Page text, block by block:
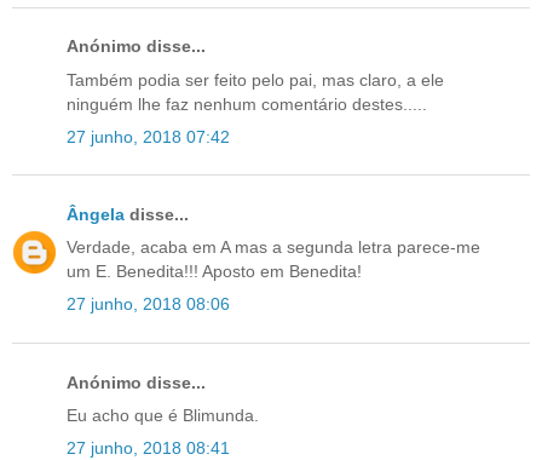
Anónimo disse...
Também podia ser feito pelo pai, mas claro, a ele
ninguém lhe faz nenhum comentário destes.....
27 junho, 2018 07:42
Ângela disse...
Verdade, acaba em A mas a segunda letra parece-me
um E. Benedita!!! Aposto em Benedita!
27 junho, 2018 08:06
Anónimo disse...
Eu acho que é Blimunda.
27 junho, 2018 08:41